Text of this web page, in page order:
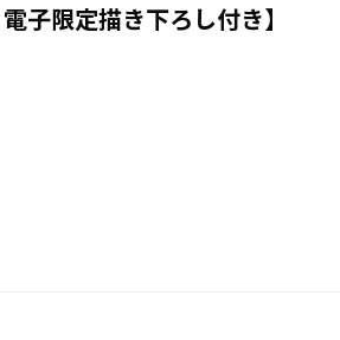
子限定描き下ろし付き】